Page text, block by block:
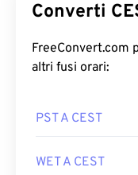
Converti
FreeConvert.com
altri fusi orari:
PST A CEST
WET A CEST